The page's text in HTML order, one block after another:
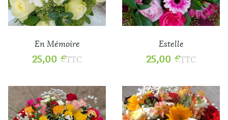
En Mémoire
25,00 €TTC
Estelle
25,00 €TTC